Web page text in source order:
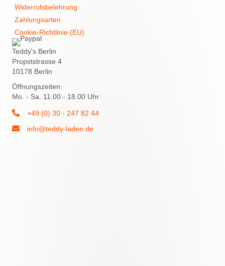
Widerrufsbelehrung
Zahlungsarten
Cookie-Richtlinie (EU)
Teddy's Berlin
Propststrasse 4
10178 Berlin
Öffnungszeiten:
Mo. - Sa. 11.00 - 18.00 Uhr
+49 (0) 30 - 247 82 44
info@teddy-laden.de